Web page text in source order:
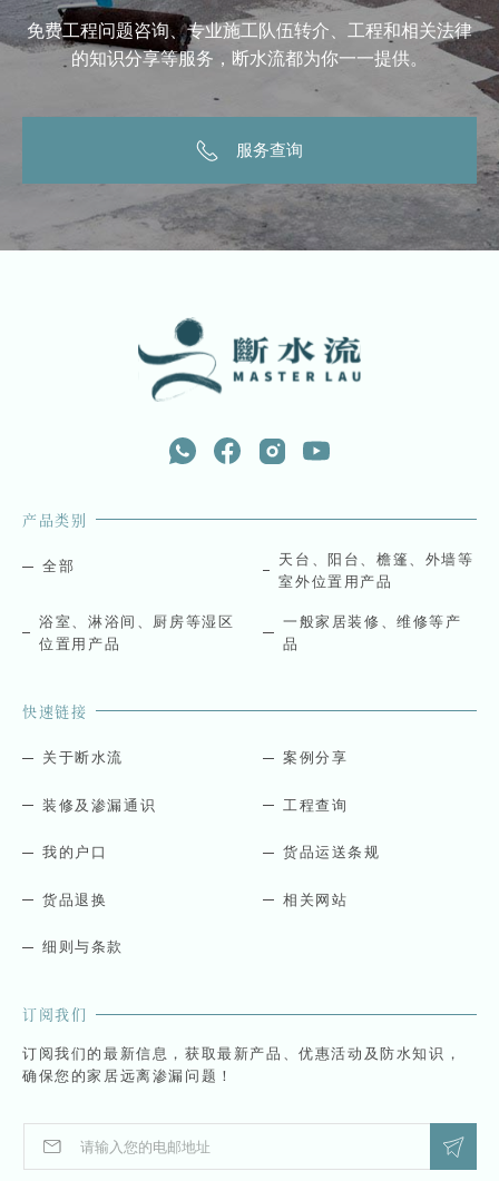
免费工程问题咨询、专业施工队伍转介、工程和相关法律
的知识分享等服务，断水流都为你一一提供。
服务查询
产品类别
全部
天台、阳台、檐篷、外墙等
室外位置用产品
浴室、淋浴间、厨房等湿区
位置用产品
一般家居装修、维修等产
品
快速链接
关于断水流 案例分享
装修及渗漏通识 工程查询
我的户口 货品运送条规
货品退换 相关网站
细则与条款
订阅我们
订阅我们的最新信息，获取最新产品、优惠活动及防水知识，
确保您的家居远离渗漏问题！
a